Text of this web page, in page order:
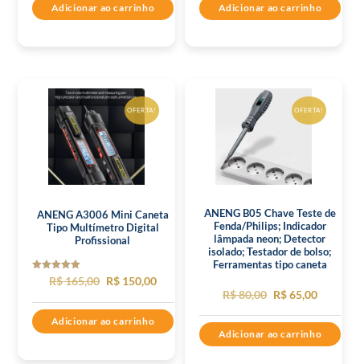
original
atual
Adicionar ao carrinho
original
atual
Adicionar ao carrinho
OFERTA!
ANENG A3006 Mini Caneta
Tipo Multímetro Digital
Profissional
Avaliação
5.00
R$165,00 O
preço
original
R$150,00O
preço
atual
Adicionar ao carrinho
OFERTA!
ANENG B05 Chave Teste de
Fenda/Philips; Indicador
lâmpada neon; Detector
isolado; Testador de bolso;
Ferramentas tipo caneta
R$80,00 O
preço
original
R$65,00O
preço
atual
Adicionar ao carrinho